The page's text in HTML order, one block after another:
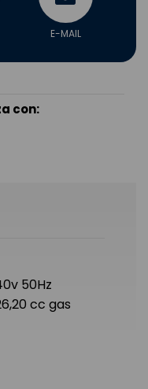
E-MAIL
con:
50Hz
cc gas